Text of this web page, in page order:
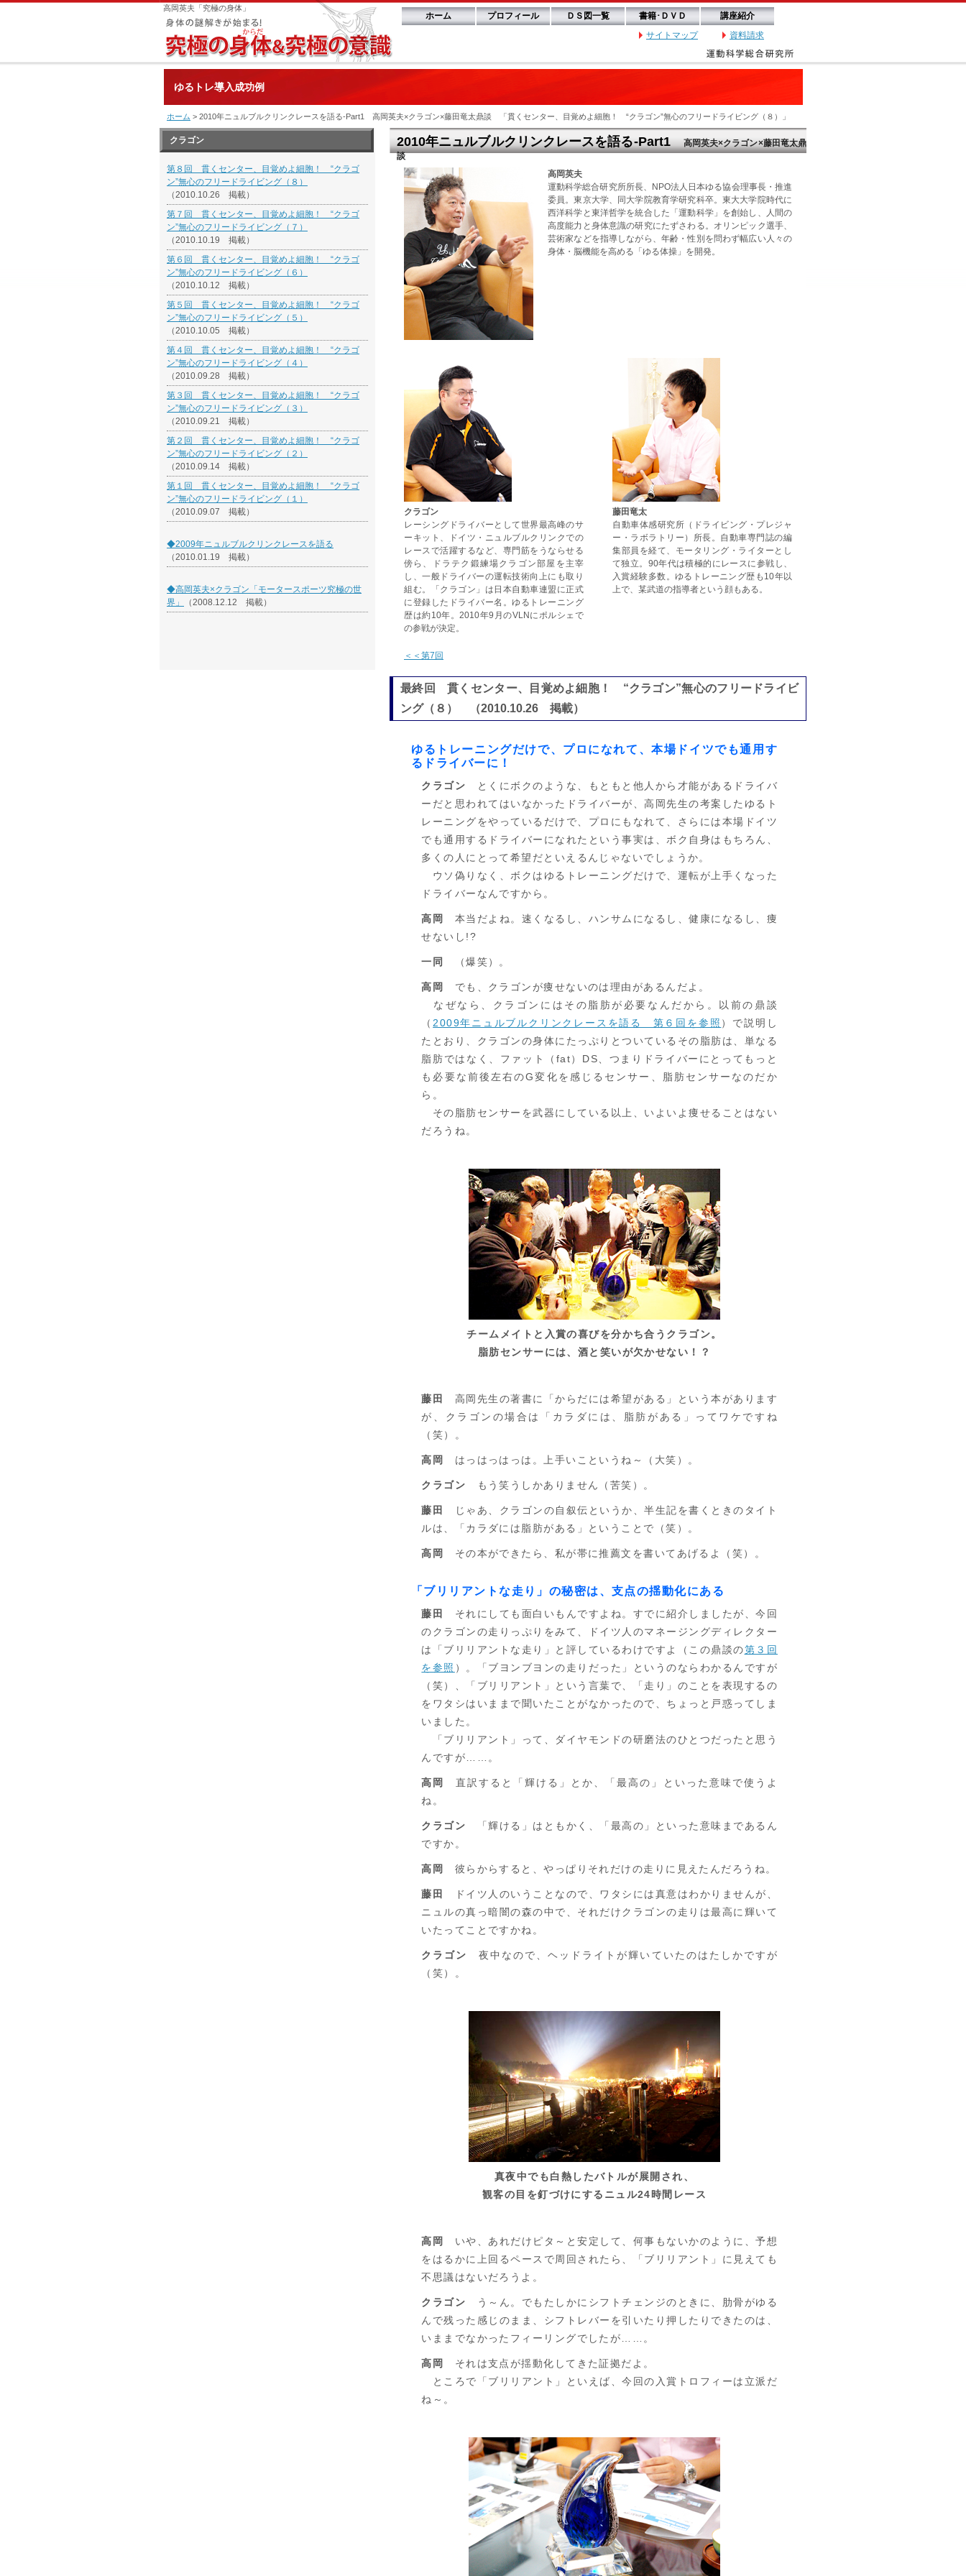
高岡英夫「究極の身体」
ホーム プロフィール ＤＳ図一覧 書籍･ＤＶＤ
講座紹介
サイトマップ
資料請求
ゆるトレ導入成功例
ホーム > 2010年ニュルブルクリンクレースを語る-Part1 高岡英夫×クラゴン×藤田竜太鼎談 「貫くセンター、目覚めよ細胞！ “クラゴン”無心のフリードライビング（８）」
クラゴン
第８回 貫くセンター、目覚めよ細胞！ “クラゴ
ン”無心のフリードライビング（８）
（2010.10.26 掲載）
第７回 貫くセンター、目覚めよ細胞！ “クラゴ
ン”無心のフリードライビング（７）
（2010.10.19 掲載）
第６回 貫くセンター、目覚めよ細胞！ “クラゴ
ン”無心のフリードライビング（６）
（2010.10.12 掲載）
第５回 貫くセンター、目覚めよ細胞！ “クラゴ
ン”無心のフリードライビング（５）
（2010.10.05 掲載）
第４回 貫くセンター、目覚めよ細胞！ “クラゴ
ン”無心のフリードライビング（４）
（2010.09.28 掲載）
第３回 貫くセンター、目覚めよ細胞！ “クラゴ
ン”無心のフリードライビング（３）
（2010.09.21 掲載）
第２回 貫くセンター、目覚めよ細胞！ “クラゴ
ン”無心のフリードライビング（２）
（2010.09.14 掲載）
第１回 貫くセンター、目覚めよ細胞！ “クラゴ
ン”無心のフリードライビング（１）
（2010.09.07 掲載）
◆2009年ニュルブルクリンクレースを語る
（2010.01.19 掲載）
◆高岡英夫×クラゴン「モータースポーツ究極の世
界」
（2008.12.12 掲載）
2010年ニュルブルクリンクレースを語る-Part1高岡英夫×クラゴン×藤田竜太鼎
談
高岡英夫
運動科学総合研究所所長、NPO法人日本ゆる協会理事長・推進
委員。東京大学、同大学院教育学研究科卒。東大大学院時代に
西洋科学と東洋哲学を統合した「運動科学」を創始し、人間の
高度能力と身体意識の研究にたずさわる。オリンピック選手、
芸術家などを指導しながら、年齢・性別を問わず幅広い人々の
身体・脳機能を高める「ゆる体操」を開発。
クラゴン
レーシングドライバーとして世界最高峰のサ
ーキット、ドイツ・ニュルブルクリンクでの
レースで活躍するなど、専門筋をうならせる
傍ら、ドラテク鍛練場クラゴン部屋を主宰
し、一般ドライバーの運転技術向上にも取り
組む。「クラゴン」は日本自動車連盟に正式
に登録したドライバー名。ゆるトレーニング
歴は約10年。2010年9月のVLNにポルシェで
の参戦が決定。
藤田竜太
自動車体感研究所（ドライビング・プレジャ
ー・ラボラトリー）所長。自動車専門誌の編
集部員を経て、モータリング・ライターとし
て独立。90年代は積極的にレースに参戦し、
入賞経験多数。ゆるトレーニング歴も10年以
上で、某武道の指導者という顔もある。
＜＜第7回
最終回 貫くセンター、目覚めよ細胞！ “クラゴン”無心のフリードライビ
ング（８） （2010.10.26 掲載）
ゆるトレーニングだけで、プロになれて、本場ドイツでも通用す
るドライバーに！
クラゴン とくにボクのような、もともと他人から才能があるドライバ
ーだと思われてはいなかったドライバーが、高岡先生の考案したゆるト
レーニングをやっているだけで、プロにもなれて、さらには本場ドイツ
でも通用するドライバーになれたという事実は、ボク自身はもちろん、
多くの人にとって希望だといえるんじゃないでしょうか。
ウソ偽りなく、ボクはゆるトレーニングだけで、運転が上手くなった
ドライバーなんですから。
高岡
本当だよね。速くなるし、ハンサムになるし、健康になるし、痩
せないし!?
一同 （爆笑）。
高岡
でも、クラゴンが痩せないのは理由があるんだよ。
なぜなら、クラゴンにはその脂肪が必要なんだから。以前の鼎談
（ 2009年ニュルブルクリンクレースを語る 第６回を参照 ）で説明し
たとおり、クラゴンの身体にたっぷりとついているその脂肪は、単なる
脂肪ではなく、ファット（fat）DS、つまりドライバーにとってもっと
も必要な前後左右のG変化を感じるセンサー、脂肪センサーなのだか
ら。
その脂肪センサーを武器にしている以上、いよいよ痩せることはない
だろうね。
チームメイトと入賞の喜びを分かち合うクラゴン。
脂肪センサーには、酒と笑いが欠かせない！？
藤田
高岡先生の著書に「からだには希望がある」という本があります
が、クラゴンの場合は「カラダには、脂肪がある」ってワケですね
（笑）。
高岡 はっはっはっは。上手いこというね～（大笑）。
クラゴン もう笑うしかありません（苦笑）。
藤田
じゃあ、クラゴンの自叙伝というか、半生記を書くときのタイト
ルは、「カラダには脂肪がある」ということで（笑）。
高岡 その本ができたら、私が帯に推薦文を書いてあげるよ（笑）。
「ブリリアントな走り」の秘密は、支点の揺動化にある
藤田
それにしても面白いもんですよね。すでに紹介しましたが、今回
のクラゴンの走りっぷりをみて、ドイツ人のマネージングディレクター
は「ブリリアントな走り」と評しているわけですよ（この鼎談の第３回
を参照 ）。「ブヨンブヨンの走りだった」というのならわかるんですが
（笑）、「ブリリアント」という言葉で、「走り」のことを表現するの
をワタシはいままで聞いたことがなかったので、ちょっと戸惑ってしま
いました。
「ブリリアント」って、ダイヤモンドの研磨法のひとつだったと思う
んですが……。
高岡
直訳すると「輝ける」とか、「最高の」といった意味で使うよ
ね。
クラゴン 「輝ける」はともかく、「最高の」といった意味まであるん
ですか。
高岡 彼らからすると、やっぱりそれだけの走りに見えたんだろうね。
藤田
ドイツ人のいうことなので、ワタシには真意はわかりませんが、
ニュルの真っ暗闇の森の中で、それだけクラゴンの走りは最高に輝いて
いたってことですかね。
クラゴン
夜中なので、ヘッドライトが輝いていたのはたしかですが
（笑）。
真夜中でも白熱したバトルが展開され、
観客の目を釘づけにするニュル24時間レース
高岡
いや、あれだけピタ～と安定して、何事もないかのように、予想
をはるかに上回るペースで周回されたら、「ブリリアント」に見えても
不思議はないだろうよ。
クラゴン う～ん。でもたしかにシフトチェンジのときに、肋骨がゆる
んで残った感じのまま、シフトレバーを引いたり押したりできたのは、
いままでなかったフィーリングでしたが……。
高岡
それは支点が揺動化してきた証拠だよ。
ところで「ブリリアント」といえば、今回の入賞トロフィーは立派だ
ね～。